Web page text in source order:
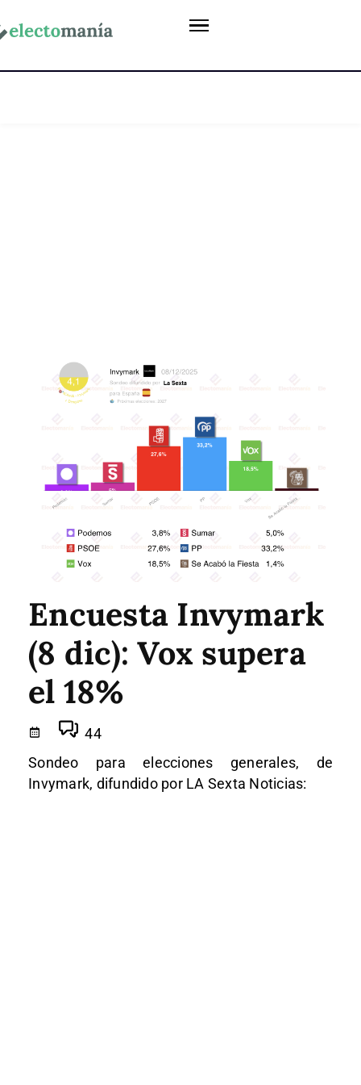
Encuesta Invymark
(8 dic): Vox supera
el 18%
44
Sondeo para elecciones generales, de
Invymark, difundido por LA Sexta Noticias: